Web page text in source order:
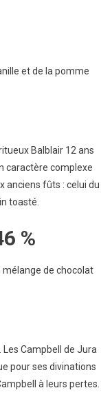
et de la pomme
Balblair 12 ans
caractère complexe
anciens fûts : celui du
toasté.
%
de chocolat
Campbell de Jura
pour ses divinations
à leurs pertes.